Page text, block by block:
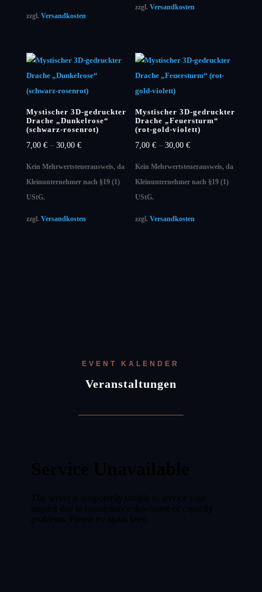
zzgl. Versandkosten
zzgl.Versandkosten
Mystischer 3D-gedruckter
Drache „Dunkelrose“
(schwarz-rosenrot)
7,00 €– 30,00 €
Kein Mehrwertsteuerausweis, da
Kleinunternehmer nach §19 (1)
UStG.
zzgl. Versandkosten
Mystischer 3D-gedruckter
Drache „Feuersturm“
(rot-gold-violett)
7,00€ –30,00€
Kein Mehrwertsteuerausweis, da
Kleinunternehmer nach §19 (1)
UStG.
zzgl. Versandkosten
EVENT KALENDER
Veranstaltungen